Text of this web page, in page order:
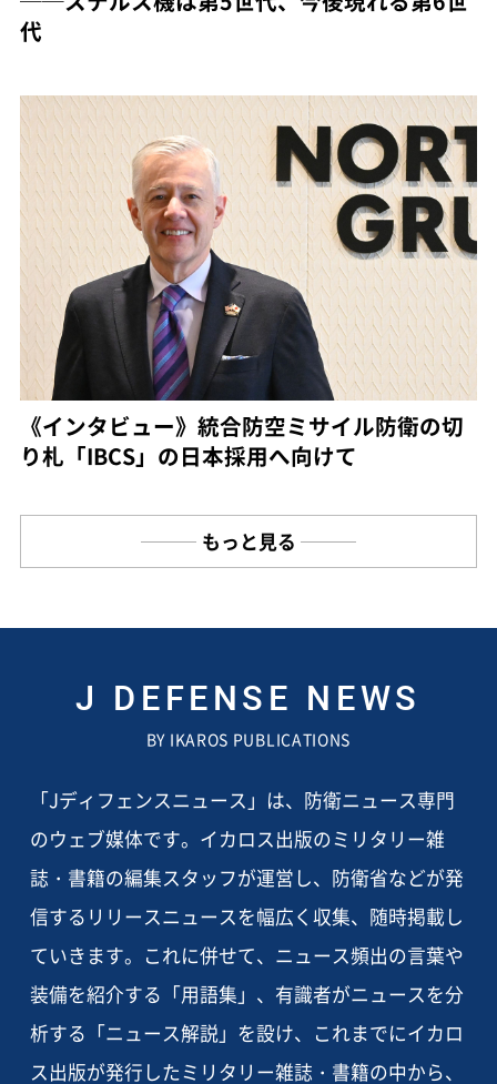
代
《インタビュー》統合防空ミサイル防衛の切
り札「IBCS」の日本採用へ向けて
もっと見る
J DEFENSE NEWS
BY IKAROS PUBLICATIONS
「Jディフェンスニュース」は、防衛ニュース専門
のウェブ媒体です。イカロス出版のミリタリー雑
誌・書籍の編集スタッフが運営し、防衛省などが発
信するリリースニュースを幅広く収集、随時掲載し
ていきます。これに併せて、ニュース頻出の言葉や
装備を紹介する「用語集」、有識者がニュースを分
析する「ニュース解説」を設け、これまでにイカロ
ス出版が発行したミリタリー雑誌・書籍の中から、